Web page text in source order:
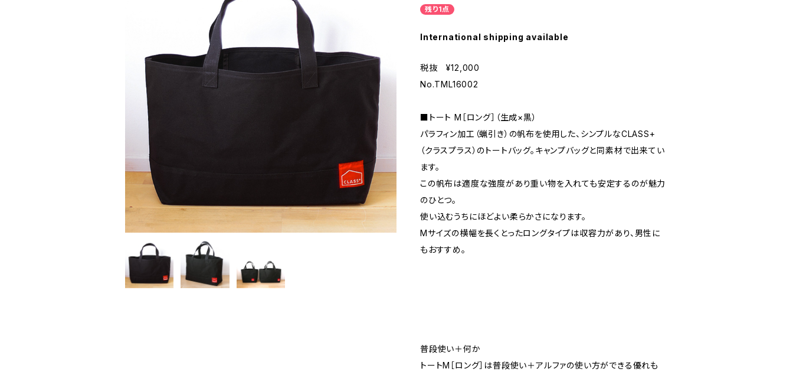
残り1点
International shipping available
税抜 ¥12,000
No.TML16002
■トート M［ロング］（生成×黒）
パラフィン加工（蝋引き）の帆布を使用した、シンプルなCLASS+
（クラスプラス）のトートバッグ。キャンプバッグと同素材で出来てい
ます。
この帆布は適度な強度があり重い物を入れても安定するのが魅力
のひとつ。
使い込むうちにほどよい柔らかさになります。
Mサイズの横幅を長くとったロングタイプは収容力があり、男性に
もおすすめ。
普段使い＋何か
トートM［ロング］は普段使い＋アルファの使い方ができる優れも